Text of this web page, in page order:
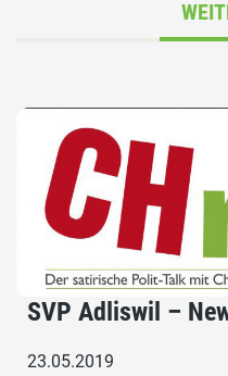
SVP Adliswil –
23.05.2019